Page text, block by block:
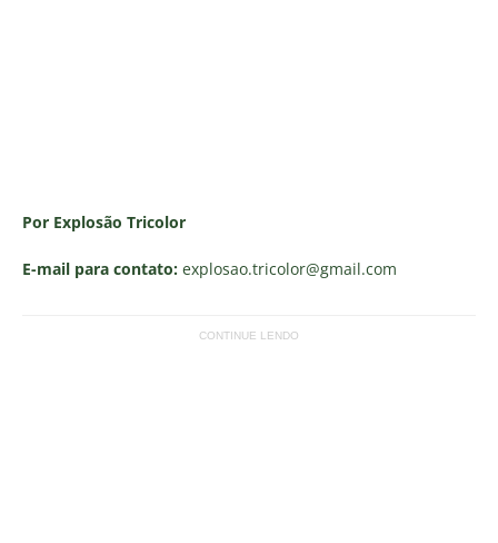
Por Explosão Tricolor
E-mail para contato: explosao.tricolor@gmail.com
CONTINUE LENDO